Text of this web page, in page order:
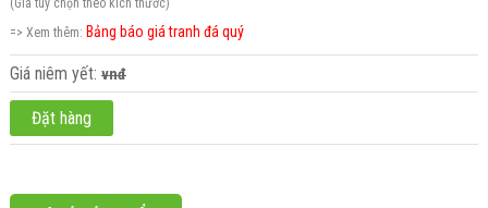
=> Xem thêm: Bảng báo giá tranh đá quý
Giá niêm yết: vnđ
Đặt hàng